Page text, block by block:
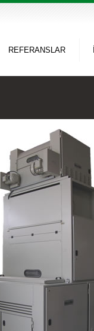
REFERANSLAR